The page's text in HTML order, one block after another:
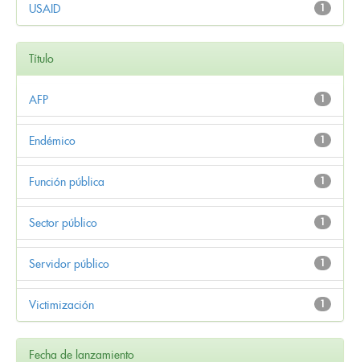
1
USAID
Título
1
AFP
1
Endémico
1
Función pública
1
Sector público
1
Servidor público
1
Victimización
Fecha de lanzamiento